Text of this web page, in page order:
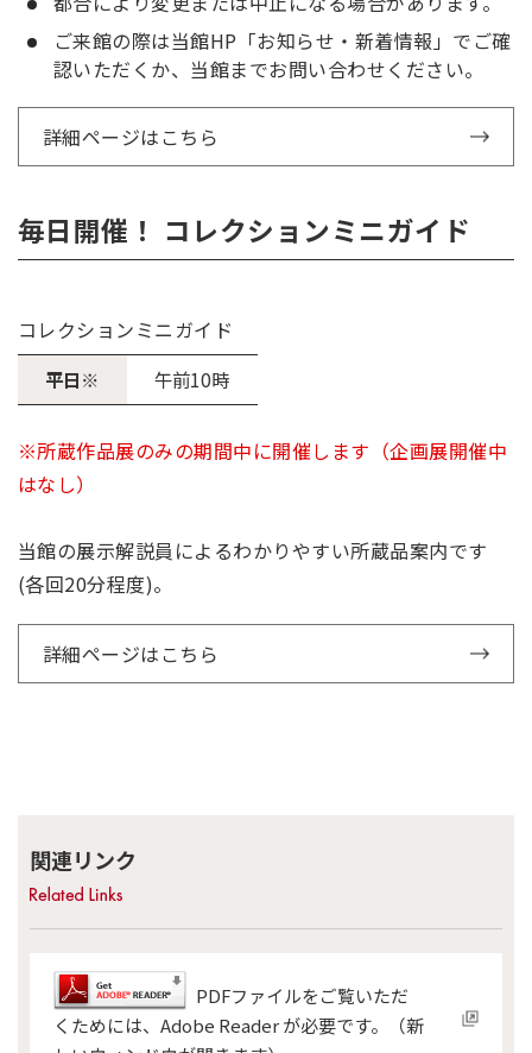
ご来館の際は当館HP「お知らせ・新着情報」でご確
認いただくか、当館までお問い合わせください。
詳細ページはこちら
毎日開催！ コレクションミニガイド
コレクションミニガイド
平日※ 午前10時
※所蔵作品展のみの期間中に開催します（企画展開催中
はなし）
当館の展示解説員によるわかりやすい所蔵品案内です
(各回20分程度)。
詳細ページはこちら
関連リンク
PDFファイルをご覧いただ
くためには、Adobe Reader が必要です。（新